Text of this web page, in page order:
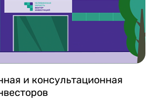
и консультационная